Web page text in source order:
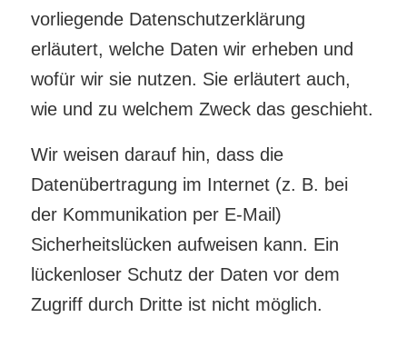
vorliegende Datenschutzerklärung
erläutert, welche Daten wir erheben und
wofür wir sie nutzen. Sie erläutert auch,
wie und zu welchem Zweck das geschieht.
Wir weisen darauf hin, dass die
Datenübertragung im Internet (z. B. bei
der Kommunikation per E-Mail)
Sicherheitslücken aufweisen kann. Ein
lückenloser Schutz der Daten vor dem
Zugriff durch Dritte ist nicht möglich.